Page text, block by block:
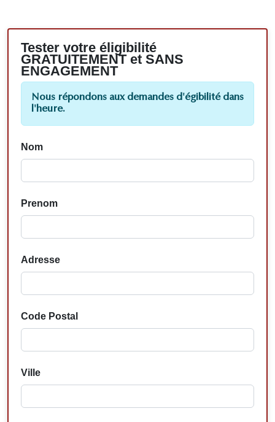
Tester votre éligibilité
GRATUITEMENT et SANS
ENGAGEMENT
Nous répondons aux demandes d'égibilité dans
l'heure.
Nom
Prenom
Adresse
Code Postal
Ville